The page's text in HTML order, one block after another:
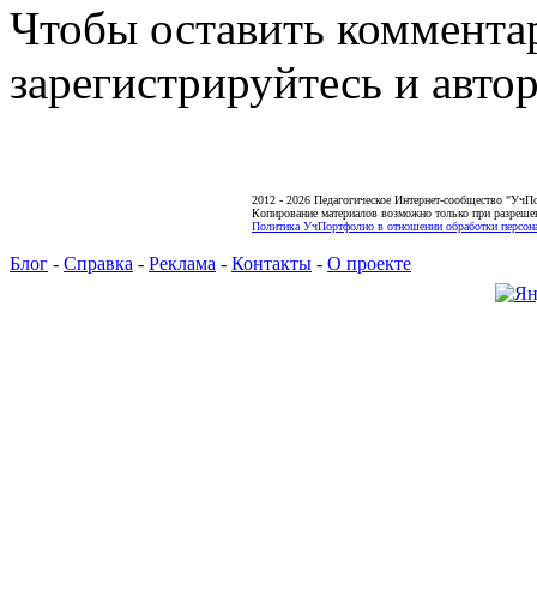
Чтобы оставить
зарегистрируйтесь и
2012 - 2026 Педагогическое Интернет-сообщество
Копирование материалов возможно только при
Политика УчПортфолио в отношении обработки
Блог - Справка - Реклама - Контакты - О проекте